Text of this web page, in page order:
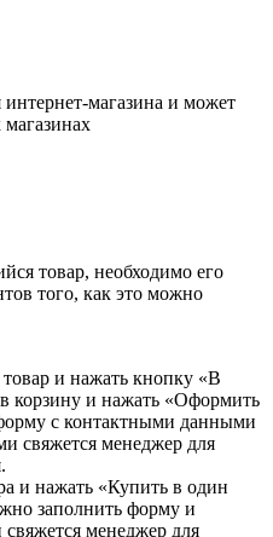
интернет-магазина и может
товар, необходимо его
того, как это можно
и нажать кнопку «В
корзину и нажать «Оформить
с контактными данными
свяжется менеджер для
и нажать «Купить в один
заполнить форму и
менеджер для